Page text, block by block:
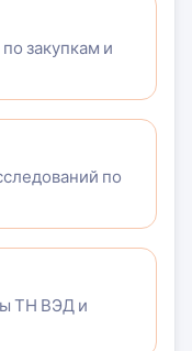
закупкам и
по
ТН ВЭД и